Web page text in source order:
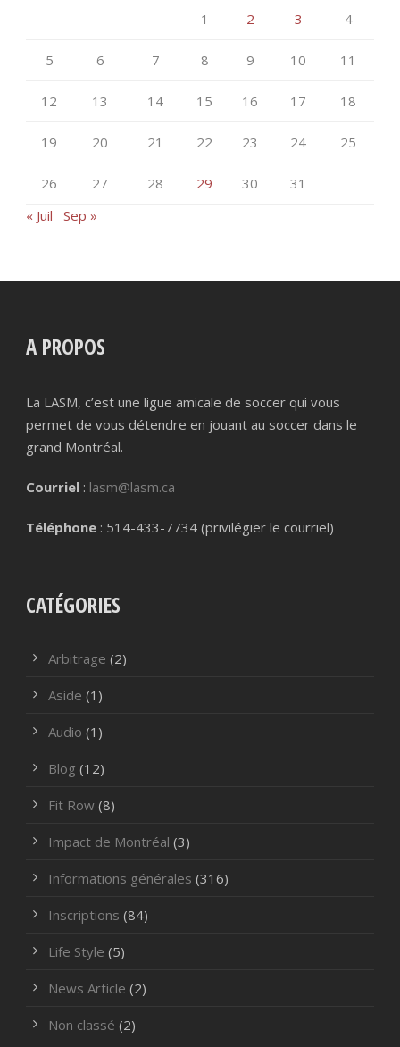
1 2 3 4
5 6 7 8 9 10 11
12 13 14 15 16 17 18
19 20 21 22 23 24 25
26 27 28 29 30
31
« Juil
Sep »
A PROPOS
La LASM, c’est une ligue amicale de soccer qui vous
permet de vous détendre en jouant au soccer dans le
grand Montréal.
Courriel : lasm@lasm.ca
Téléphone : 514-433-7734 (privilégier le courriel)
CATÉGORIES
Arbitrage (2)
Aside (1)
Audio (1)
Blog (12)
Fit Row (8)
Impact de Montréal (3)
Informations générales (316)
Inscriptions (84)
Life Style (5)
News Article (2)
Non classé (2)